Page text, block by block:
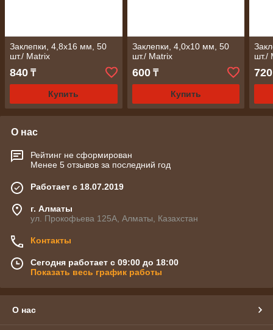
Заклепки, 4,8х16 мм, 50
шт./ Matrix
840 ₸
Купить
Заклепки, 4,0х10 мм, 50
шт./ Matrix
600₸
Купить
шт./
720
О нас
Рейтинг не сформирован
Менее 5 отзывов за последний год
Работает с 18.07.2019
г. Алматы
ул. Прокофьева 125А, Алматы, Казахстан
Контакты
Сегодня работает с 09:00 до 18:00
Показать весь график работы
О нас